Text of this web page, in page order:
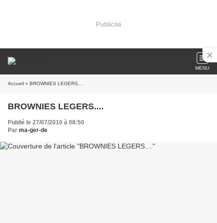
Publicité
MENU
Accueil » BROWNIES LEGERS....
BROWNIES LEGERS....
Publié le 27/07/2010 à 08:50
Par ma-ger-de